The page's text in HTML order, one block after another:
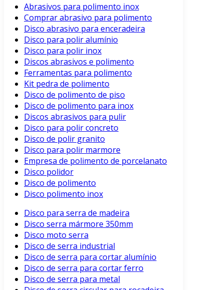
Abrasivos para polimento inox
Comprar abrasivo para polimento
Disco abrasivo para enceradeira
Disco para polir alumínio
Disco para polir inox
Discos abrasivos e polimento
Ferramentas para polimento
Kit pedra de polimento
Disco de polimento de piso
Disco de polimento para inox
Discos abrasivos para pulir
Disco para polir concreto
Disco de polir granito
Disco para polir marmore
Empresa de polimento de porcelanato
Disco polidor
Disco de polimento
Disco polimento inox
Disco para serra de madeira
Disco serra mármore 350mm
Disco moto serra
Disco de serra industrial
Disco de serra para cortar alumínio
Disco de serra para cortar ferro
Disco de serra para metal